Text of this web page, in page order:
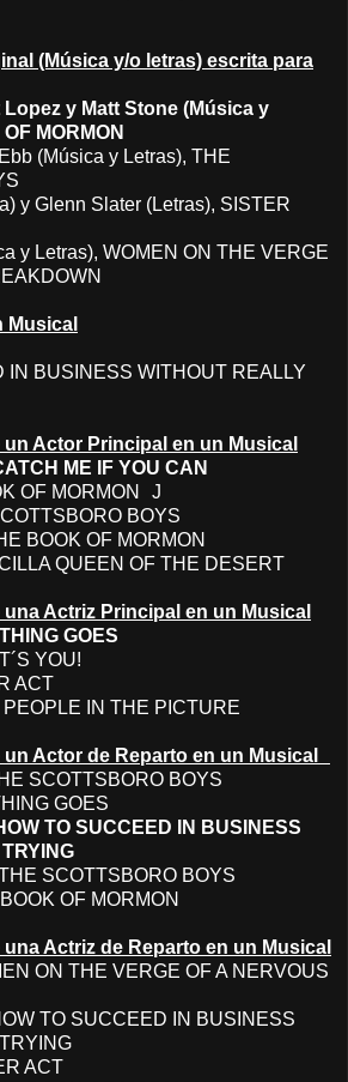
(Música y/o letras) escrita para
y Matt Stone (Música y
MORMON
(Música y Letras), THE
y Glenn Slater (Letras), SISTER
y Letras), WOMEN ON THE VERGE
Musical
IN BUSINESS WITHOUT REALLY
Actor Principal en un Musical
ME IF YOU CAN
OF MORMON J
BOYS
BOOK OF MORMON
QUEEN OF THE DESERT
Actriz Principal en un Musical
GOES
YOU!
ACT
PEOPLE IN THE PICTURE
un Actor de Reparto en un Musical
SCOTTSBORO BOYS
GOES
TO SUCCEED IN BUSINESS
SCOTTSBORO BOYS
BOOK OF MORMON
Actriz de Reparto en un Musical
ON THE VERGE OF A NERVOUS
TO SUCCEED IN BUSINESS
ACT